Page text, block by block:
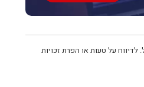
על טעות או הפרת זכויות